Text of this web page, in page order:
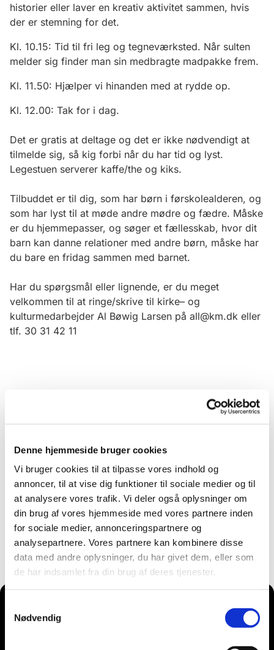
Denne hjemmeside bruger cookies
Vi bruger cookies til at tilpasse vores indhold og
annoncer, til at vise dig funktioner til sociale medier og til
at analysere vores trafik. Vi deler også oplysninger om
din brug af vores hjemmeside med vores partnere inden
for sociale medier, annonceringspartnere og
analysepartnere. Vores partnere kan kombinere disse
data med andre oplysninger, du har givet dem, eller som
de har indsamlet fra din brug af deres tjenester.
Nødvendig
historier eller laver en kreativ aktivitet sammen, hvis
der er stemning for det.
Kl. 10.15: Tid til fri leg og tegneværksted. Når sulten
melder sig finder man sin medbragte madpakke frem.
Kl. 11.50: Hjælper vi hinanden med at rydde op.
Kl. 12.00: Tak for i dag.
Det er gratis at deltage og det er ikke nødvendigt at
tilmelde sig, så kig forbi når du har tid og lyst.
Legestuen serverer kaffe/the og kiks.
Tilbuddet er til dig, som har børn i førskolealderen, og
som har lyst til at møde andre mødre og fædre. Måske
er du hjemmepasser, og søger et fællesskab, hvor dit
barn kan danne relationer med andre børn, måske har
du bare en fridag sammen med barnet.
Har du spørgsmål eller lignende, er du meget
velkommen til at ringe/skrive til kirke– og
kulturmedarbejder Al Bøwig Larsen på all@km.dk eller
tlf. 30 31 42 11
Du vil måske også kunne lide...